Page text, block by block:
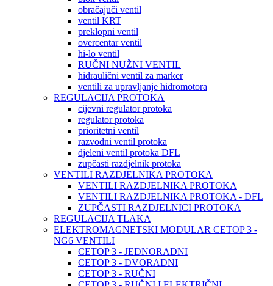
obračajuči ventil
ventil KRT
preklopni ventil
overcentar ventil
hi-lo ventil
RUČNI NUŽNI VENTIL
hidraulični ventil za marker
ventili za upravljanje hidromotora
REGULACIJA PROTOKA
cijevni regulator protoka
regulator protoka
prioritetni ventil
razvodni ventil protoka
djeleni ventil protoka DFL
zupčasti razdjelnik protoka
VENTILI RAZDJELNIKA PROTOKA
VENTILI RAZDJELNIKA PROTOKA
VENTILI RAZDJELNIKA PROTOKA - DFL
ZUPČASTI RAZDJELNICI PROTOKA
REGULACIJA TLAKA
ELEKTROMAGNETSKI MODULAR CETOP 3 -
NG6 VENTILI
CETOP 3 - JEDNORADNI
CETOP 3 - DVORADNI
CETOP 3 - RUČNI